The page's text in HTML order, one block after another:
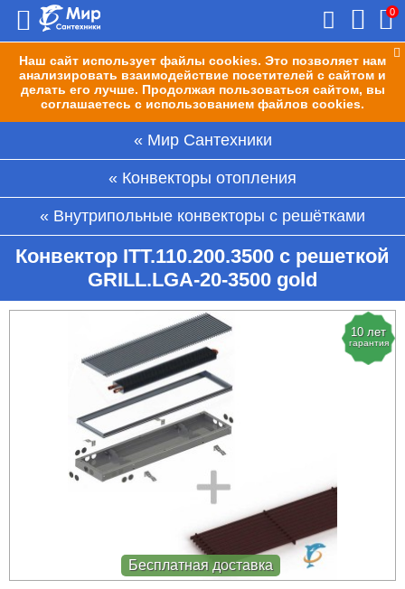
Наш сайт использует файлы cookies. Это позволяет нам
анализировать взаимодействие посетителей с сайтом и
делать его лучше. Продолжая пользоваться сайтом, вы
соглашаетесь с использованием файлов cookies.
0
Мир Сантехники
Конвекторы отопления
Внутрипольные конвекторы с решётками
Конвектор ITT.110.200.3500 с решеткой
GRILL.LGA-20-3500 gold
10 лет
гарантия
Бесплатная доставка